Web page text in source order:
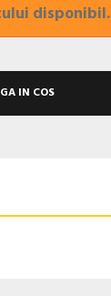
disponibil.
IN COS